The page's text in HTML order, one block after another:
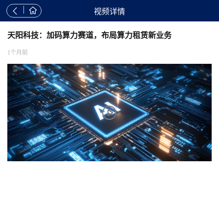
  视频详情
天阳科技：加码算力赛道，布局算力租赁新业务
1个月前
